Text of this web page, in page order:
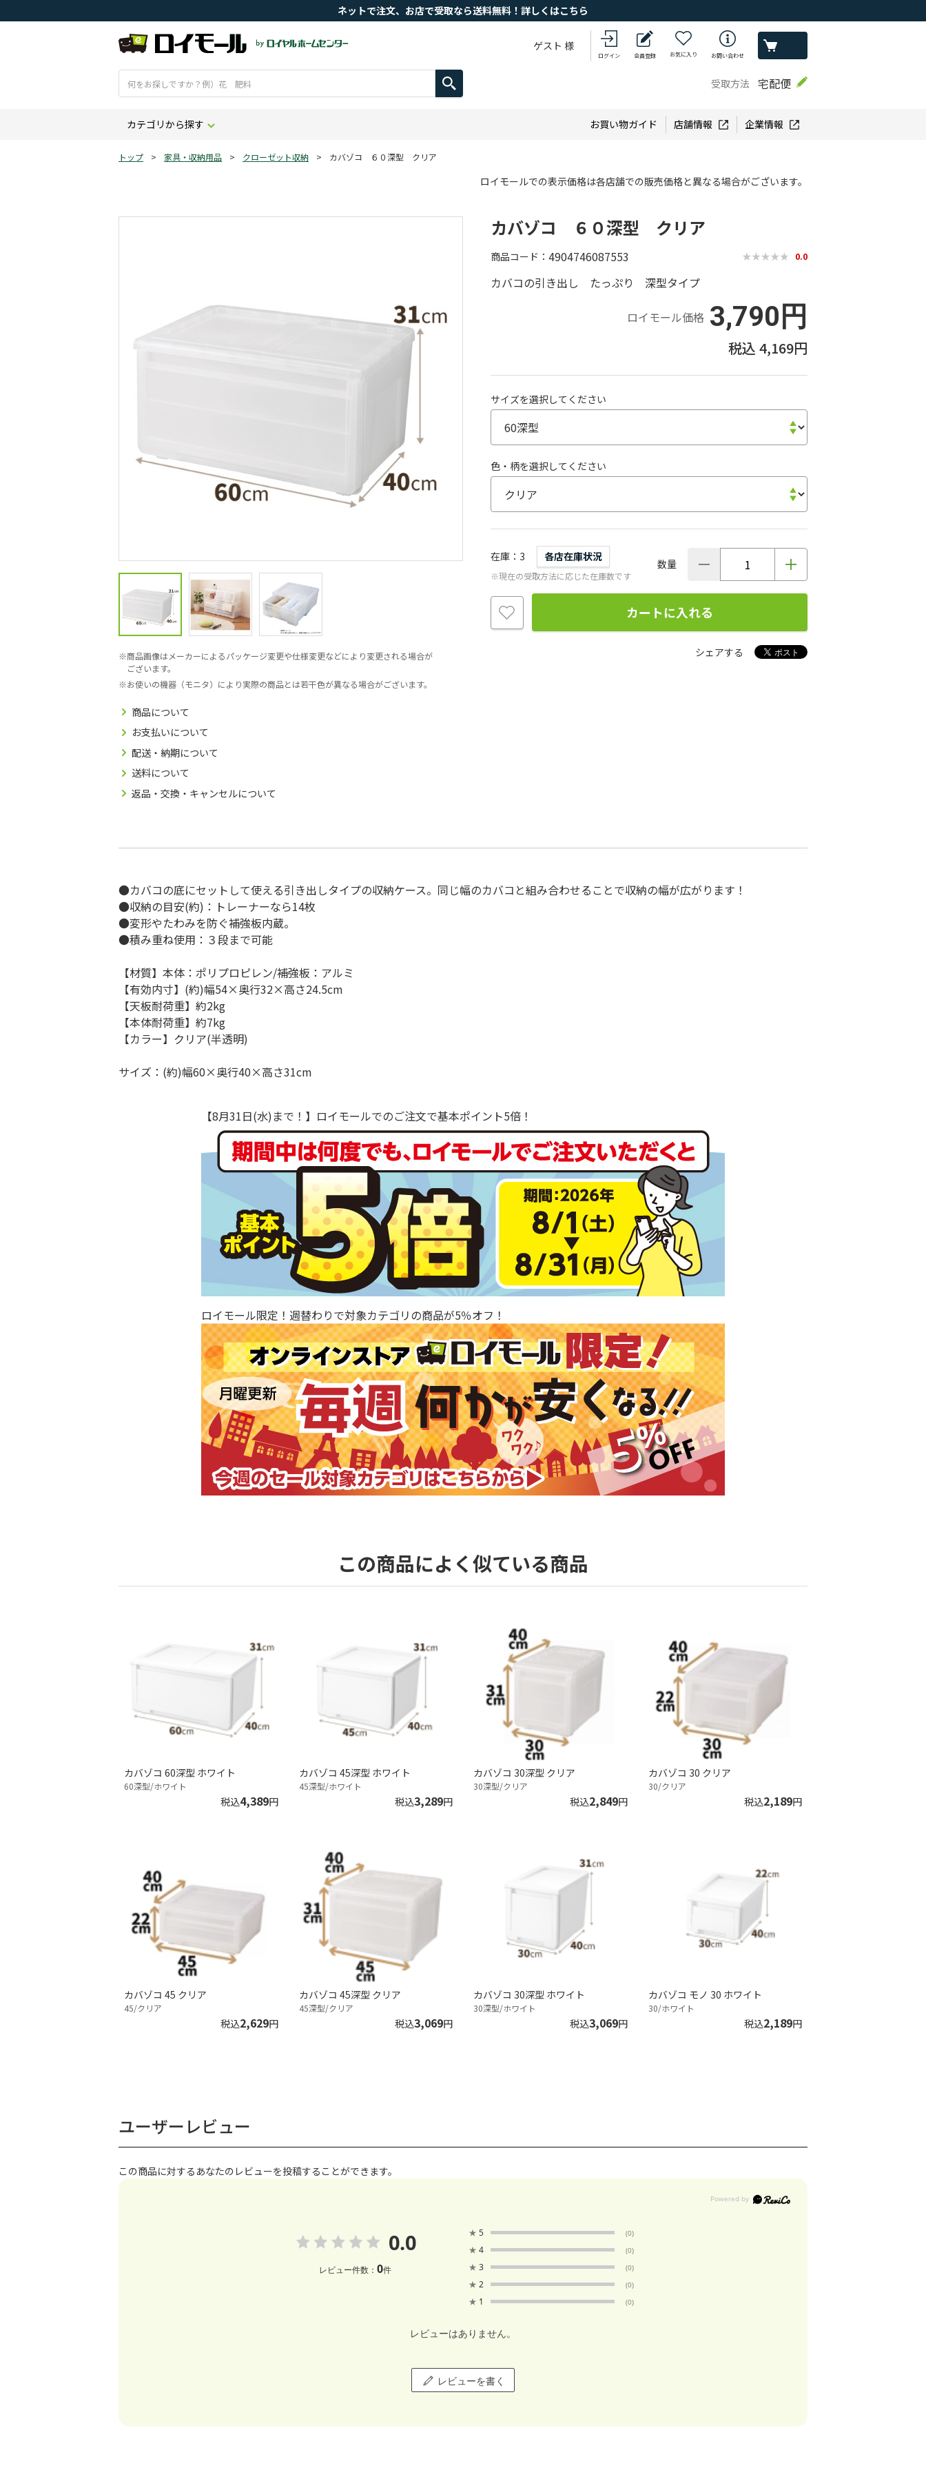
ネットで注文、お店で受取なら送料無料！詳しくはこちら
ゲスト 様
ログイン 会員登録 お気に入り お問い合わせ
受取方法 宅配便
カテゴリから探す お買い物ガイド 店舗情報 企業情報
トップ > 家具・収納用品 > クローゼット収納 > カバゾコ ６０深型 クリア
ロイモールでの表示価格は各店舗での販売価格と異なる場合がございます。
商品画像はメーカーによるパッケージ変更や仕様変更などにより変更される場合が
ございます。
お使いの機器（モニタ）により実際の商品とは若干色が異なる場合がございます。
商品について
お支払いについて
配送・納期について
送料について
返品・交換・キャンセルについて
カバゾコ ６０深型 クリア
商品コード 4904746087553 0.0
カバコの引き出し たっぷり 深型タイプ
ロイモール価格 3,790円
4,169円
サイズを選択してください
色・柄を選択してください
在庫 3 各店在庫状況
※現在の受取方法に応じた在庫数です
数量
カートに入れる
シェアする
●カバコの底にセットして使える引き出しタイプの収納ケース。同じ幅のカバコと組み合わせることで収納の幅が広がります！
●収納の目安(約)：トレーナーなら14枚
●変形やたわみを防ぐ補強板内蔵。
●積み重ね使用：３段まで可能
【材質】本体：ポリプロピレン/補強板：アルミ
【有効内寸】(約)幅54×奥行32×高さ24.5cm
【天板耐荷重】約2kg
【本体耐荷重】約7kg
【カラー】クリア(半透明)
サイズ：(約)幅60×奥行40×高さ31cm
【8月31日(水)まで！】ロイモールでのご注文で基本ポイント5倍！
ロイモール限定！週替わりで対象カテゴリの商品が5％オフ！
この商品によく似ている商品
カバゾコ 60深型 ホワイト
60深型/ホワイト
税込4,389円
カバゾコ 45深型 ホワイト
45深型/ホワイト
税込3,289円
カバゾコ 30深型 クリア
30深型/クリア
税込2,849円
カバゾコ 30 クリア
30/クリア
税込2,189円
カバゾコ 45 クリア
45/クリア
税込2,629円
カバゾコ 45深型 クリア
45深型/クリア
税込3,069円
カバゾコ 30深型 ホワイト
30深型/ホワイト
税込3,069円
カバゾコ モノ 30 ホワイト
30/ホワイト
税込2,189円
ユーザーレビュー
この商品に対するあなたのレビューを投稿することができます。
0.0
レビュー件数： 0件
★ 5 (0)
★ 4 (0)
★ 3 (0)
★ 2 (0)
★ 1 (0)
レビューはありません。
レビューを書く